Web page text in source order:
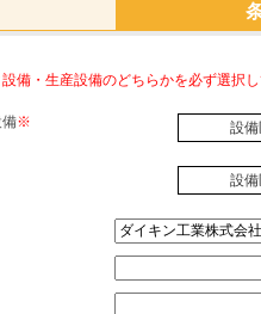
備・生産設備のどちらかを必ず選択し
※ 設
設